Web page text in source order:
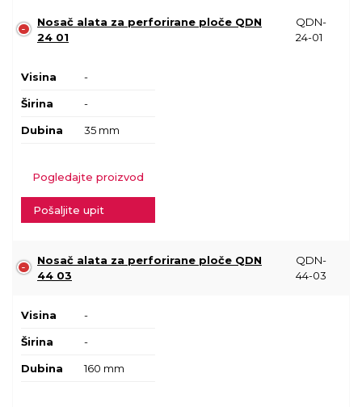
Nosač alata za perforirane ploče QDN
24 01
QDN-
24-01
Visina -
Širina -
Dubina 35 mm
Pogledajte proizvod
Pošaljite upit
Nosač alata za perforirane ploče QDN
44 03
QDN-
44-03
Visina -
Širina -
Dubina 160 mm